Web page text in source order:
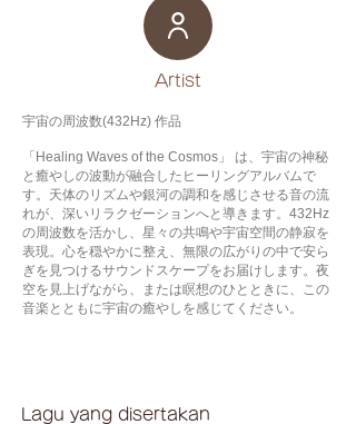
​Artist
宇宙の周波数(432Hz) 作品
「Healing Waves of the Cosmos」 は、宇宙の神秘
と癒やしの波動が融合したヒーリングアルバムで
す。天体のリズムや銀河の調和を感じさせる音の流
れが、深いリラクゼーションへと導きます。432Hz
の周波数を活かし、星々の共鳴や宇宙空間の静寂を
表現。心を穏やかに整え、無限の広がりの中で安ら
ぎを見つけるサウンドスケープをお届けします。夜
空を見上げながら、または瞑想のひとときに、この
音楽とともに宇宙の癒やしを感じてください。
Lagu yang disertakan